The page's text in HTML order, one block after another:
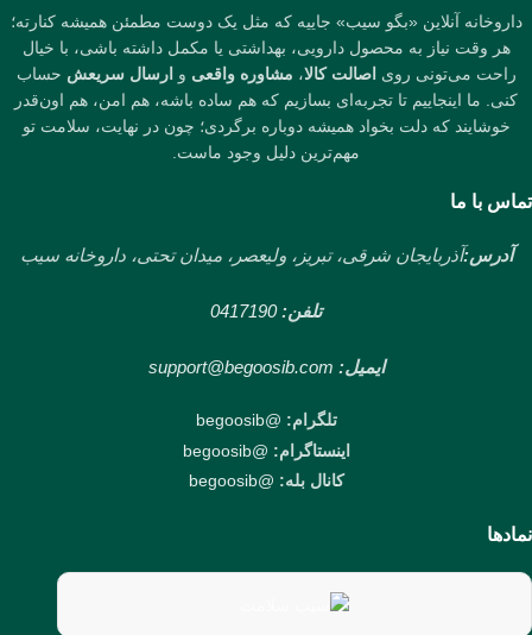
داروخانه آنلاین «بگو سیب» جاییه که مثل یک دوست مطمئن همیشه کنارته؛
هر وقت نیاز به محصول دارویی، بهداشتی یا مکمل داشته باشی، با خیال
راحت می‌تونی روی اصالت کالا، مشاوره واقعی و ارسال سریعش حساب
کنی. ما اینجاییم تا تجربه‌ای بسازیم که هم ساده باشه، هم امن، هم اون‌قدر
خوشایند که دلت بخواد همیشه دوباره برگردی؛ چون در نهایت، سلامت تو
مهم‌ترین دلیل وجود ماست.
تماس با ما
آدرس:آذربایجان شرقی، تبریز، ولیعصر، میدان تحتی، داروخانه سیب
تلفن: 0417190
ایمیل: support@begoosib.com
تلگرام: @begoosib
اینستاگرام: @begoosib
کانال بله: @begoosib
نمادها